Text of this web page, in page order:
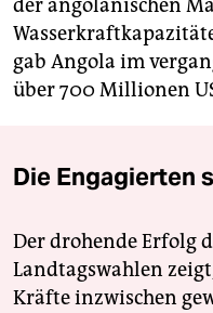
der angolanischen
gab Angola im
über 700 Millionen
Die Engagierten
Der drohende Erfolg
Landtagswahlen
Kräfte inzwischen